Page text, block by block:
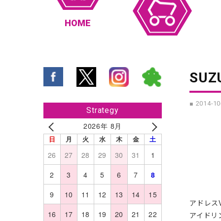
HOME
Strategy
2026年 8月
日 月 火 水 木 金 土
26 27 28 29 30 31
1
2
3 4 5 6 7
8
9
10 11 12 13 14
15
16
17 18 19 20 21 22
■ 2014-
アドレ
アイドリ